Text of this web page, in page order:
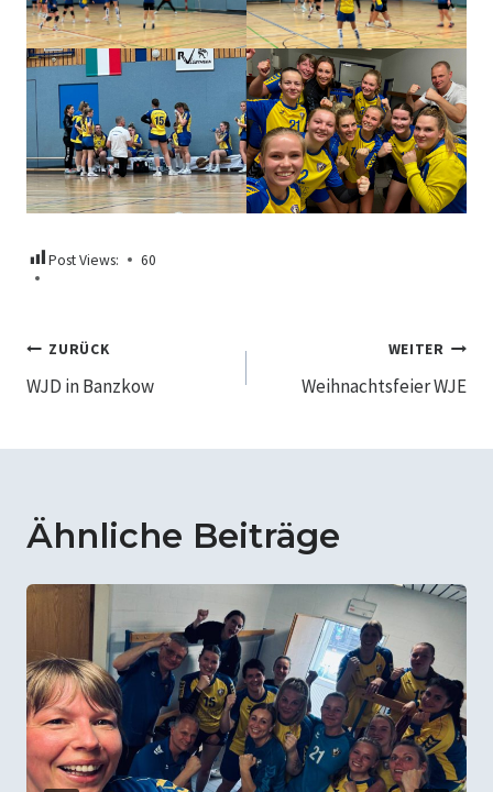
Post Views: 60
Beitragsnavigation
ZURÜCK
WJD in Banzkow
WEITER
Weihnachtsfeier WJE
Ähnliche Beiträge